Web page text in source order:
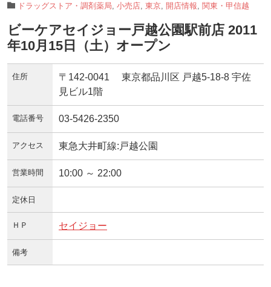
ドラッグストア・調剤薬局 小売店 東京 開店情報 関東・甲信越
ビーケアセイジョー戸越公園駅前店 2011
年10月15日（土）オープン
住所
〒142-0041 東京都品川区 戸越5-18-8 宇佐
見ビル1階
電話番号 03-5426-2350
アクセス 東急大井町線:戸越公園
営業時間 10:00 ～ 22:00
定休日
ＨＰ セイジョー
備考